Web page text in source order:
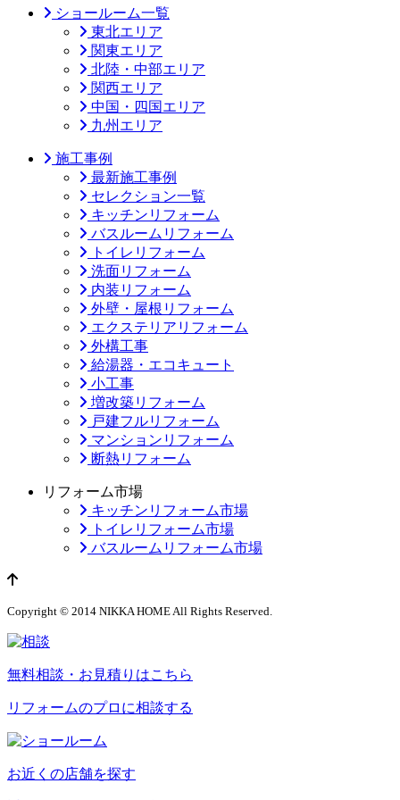
ショールーム一覧
東北エリア
関東エリア
北陸・中部エリア
関西エリア
中国・四国エリア
九州エリア
施工事例
最新施工事例
セレクション一覧
キッチンリフォーム
バスルームリフォーム
トイレリフォーム
洗面リフォーム
内装リフォーム
外壁・屋根リフォーム
エクステリアリフォーム
外構工事
給湯器・エコキュート
小工事
増改築リフォーム
戸建フルリフォーム
マンションリフォーム
断熱リフォーム
リフォーム市場
キッチンリフォーム市場
トイレリフォーム市場
バスルームリフォーム市場
ページのトップへ
Copyright © 2014 NIKKA HOME All Rights Reserved.
無料相談・お見積りはこちら
リフォームのプロに相談する
お近くの店舗を探す